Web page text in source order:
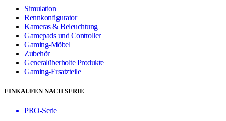
Simulation
Rennkonfigurator
Kameras & Beleuchtung
Gamepads und Controller
Gaming-Möbel
Zubehör
Generalüberholte Produkte
Gaming-Ersatzteile
EINKAUFEN NACH SERIE
PRO-Serie